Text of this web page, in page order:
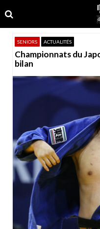
to
navigation
to
content
SENIORS ACTUALITÉS
Championnats du
bilan